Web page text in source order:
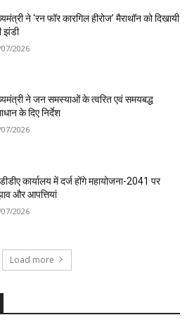
ने ‘रन फॉर कारगिल हीरोज’ मैराथॉन को दिखायी
झंडी
2026
ने जन समस्याओं के त्वरित एवं समयबद्ध
के दिए निर्देश
2026
कार्यालय में दर्ज होंगे महायोजना-2041 पर
और आपत्तियां
2026
Load more